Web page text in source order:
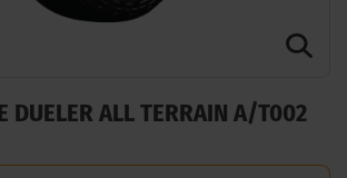
DUELER ALL TERRAIN A/T002